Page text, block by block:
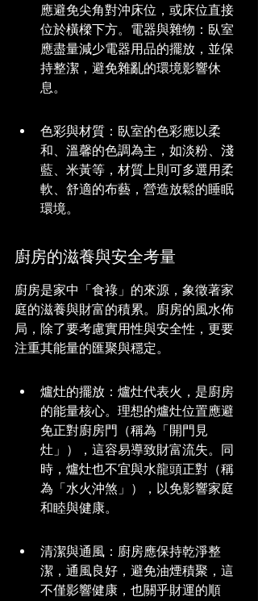
應避免尖角對沖床位，或床位直接
位於橫樑下方。電器與雜物：臥室
應盡量減少電器用品的擺放，並保
持整潔，避免雜亂的環境影響休
息。
色彩與材質：臥室的色彩應以柔
和、溫馨的色調為主，如淡粉、淺
藍、米黃等，材質上則可多選用柔
軟、舒適的布藝，營造放鬆的睡眠
環境。
廚房的滋養與安全考量
廚房是家中「食祿」的來源，象徵著家
庭的滋養與財富的積累。廚房的風水佈
局，除了要考慮實用性與安全性，更要
注重其能量的匯聚與穩定。
爐灶的擺放：爐灶代表火，是廚房
的能量核心。理想的爐灶位置應避
免正對廚房門（稱為「開門見
灶」），這容易導致財富流失。同
時，爐灶也不宜與水龍頭正對（稱
為「水火沖煞」），以免影響家庭
和睦與健康。
清潔與通風：廚房應保持乾淨整
潔，通風良好，避免油煙積聚，這
不僅影響健康，也關乎財運的順